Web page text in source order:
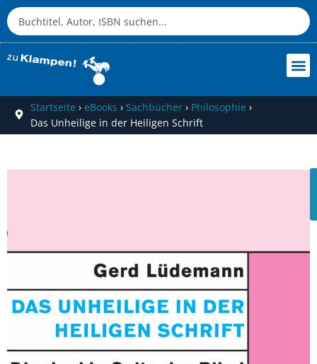
Startseite › eBooks › Sachbücher› Philosophie ›
Das Unheilige in der Heiligen Schrift